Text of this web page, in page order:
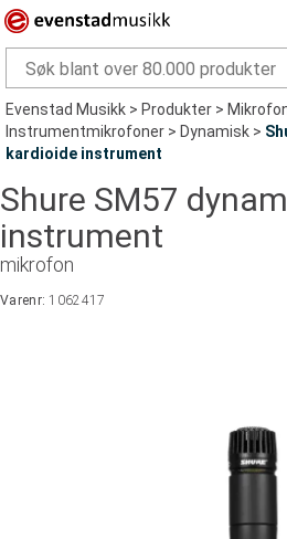
Evenstad Musikk>Produkter>
Instrumentmikrofoner>Dynamisk>
kardioide instrument
Shure SM57
instrument
mikrofon
Varenr:1062417